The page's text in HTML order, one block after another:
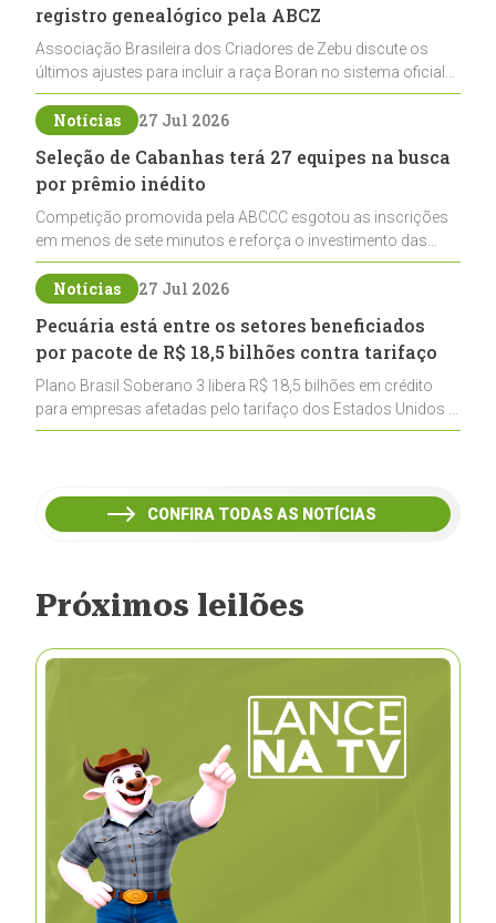
registro genealógico pela ABCZ
Associação Brasileira dos Criadores de Zebu discute os
últimos ajustes para incluir a raça Boran no sistema oficial
de registros, abrindo caminho para sua expansão na
pecuária nacional
Notícias 27 Jul 2026
Seleção de Cabanhas terá 27 equipes na busca
por prêmio inédito
Competição promovida pela ABCCC esgotou as inscrições
em menos de sete minutos e reforça o investimento das
cabanhas na seleção genética de Cavalos Crioulos voltados
ao laço
Notícias 27 Jul 2026
Pecuária está entre os setores beneficiados
por pacote de R$ 18,5 bilhões contra tarifaço
Plano Brasil Soberano 3 libera R$ 18,5 bilhões em crédito
para empresas afetadas pelo tarifaço dos Estados Unidos e
inclui a pecuária entre os setores estratégicos
CONFIRA TODAS AS NOTÍCIAS
Próximos leilões